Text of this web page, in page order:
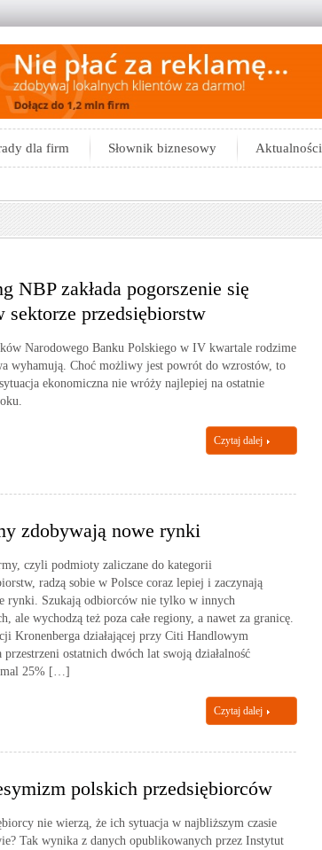
dla firm Słownik biznesowy Aktualności
NBP zakłada pogorszenie się
sektorze przedsiębiorstw
Narodowego Banku Polskiego w IV kwartale rodzime
wyhamują. Choć możliwy jest powrót do wzrostów, to
ekonomiczna nie wróży najlepiej na ostatnie
Czytaj dalej
zdobywają nowe rynki
czyli podmioty zaliczane do kategorii
radzą sobie w Polsce coraz lepiej i zaczynają
rynki. Szukają odbiorców nie tylko w innych
ale wychodzą też poza całe regiony, a nawet za granicę.
Kronenberga działającej przy Citi Handlowym
przestrzeni ostatnich dwóch lat swoją działalność
25% […]
Czytaj dalej
polskich przedsiębiorców
nie wierzą, że ich sytuacja w najbliższym czasie
Tak wynika z danych opublikowanych przez Instytut